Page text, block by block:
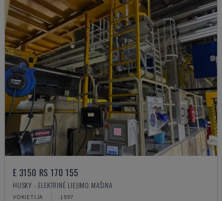
E 3150 RS 170 155
HUSKY - ELEKTRINĖ LIEJIMO MAŠINA
VOKIETIJA 1997